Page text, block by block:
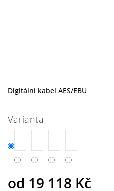
od 19 118 Kč
Varianta
Digitální kabel AES/EBU